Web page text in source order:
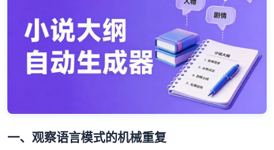
一、观察语言模式的机械重复